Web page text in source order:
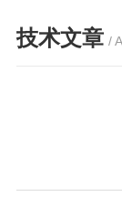
技术文章 /